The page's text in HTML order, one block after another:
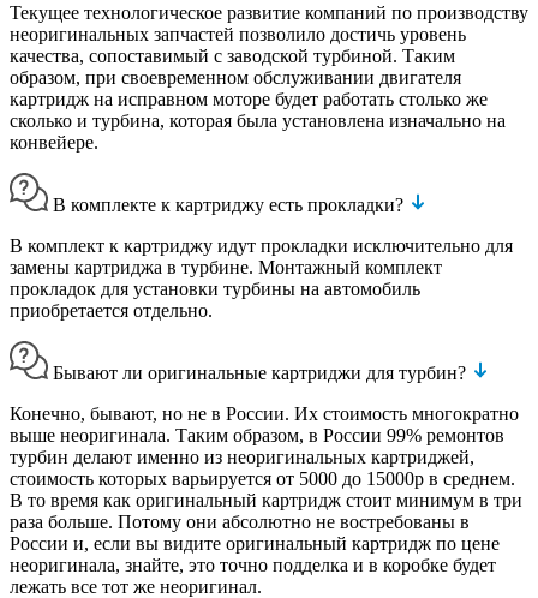
Текущее технологическое развитие компаний по производству
неоригинальных запчастей позволило достичь уровень
качества, сопоставимый с заводской турбиной. Таким
образом, при своевременном обслуживании двигателя
картридж на исправном моторе будет работать столько же
сколько и турбина, которая была установлена изначально на
конвейере.
В комплекте к картриджу есть прокладки?
В комплект к картриджу идут прокладки исключительно для
замены картриджа в турбине. Монтажный комплект
прокладок для установки турбины на автомобиль
приобретается отдельно.
Бывают ли оригинальные картриджи для турбин?
Конечно, бывают, но не в России. Их стоимость многократно
выше неоригинала. Таким образом, в России 99% ремонтов
турбин делают именно из неоригинальных картриджей,
стоимость которых варьируется от 5000 до 15000р в среднем.
В то время как оригинальный картридж стоит минимум в три
раза больше. Потому они абсолютно не востребованы в
России и, если вы видите оригинальный картридж по цене
неоригинала, знайте, это точно подделка и в коробке будет
лежать все тот же неоригинал.